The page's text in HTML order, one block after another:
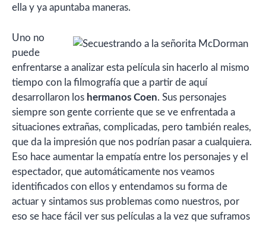
ella y ya apuntaba maneras.
Uno no
puede
enfrentarse a analizar esta película sin hacerlo al mismo
tiempo con la filmografía que a partir de aquí
desarrollaron los hermanos Coen. Sus personajes
siempre son gente corriente que se ve enfrentada a
situaciones extrañas, complicadas, pero también reales,
que da la impresión que nos podrían pasar a cualquiera.
Eso hace aumentar la empatía entre los personajes y el
espectador, que automáticamente nos veamos
identificados con ellos y entendamos su forma de
actuar y sintamos sus problemas como nuestros, por
eso se hace fácil ver sus películas a la vez que suframos